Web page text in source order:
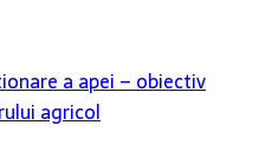
a apei – obiectiv
agricol